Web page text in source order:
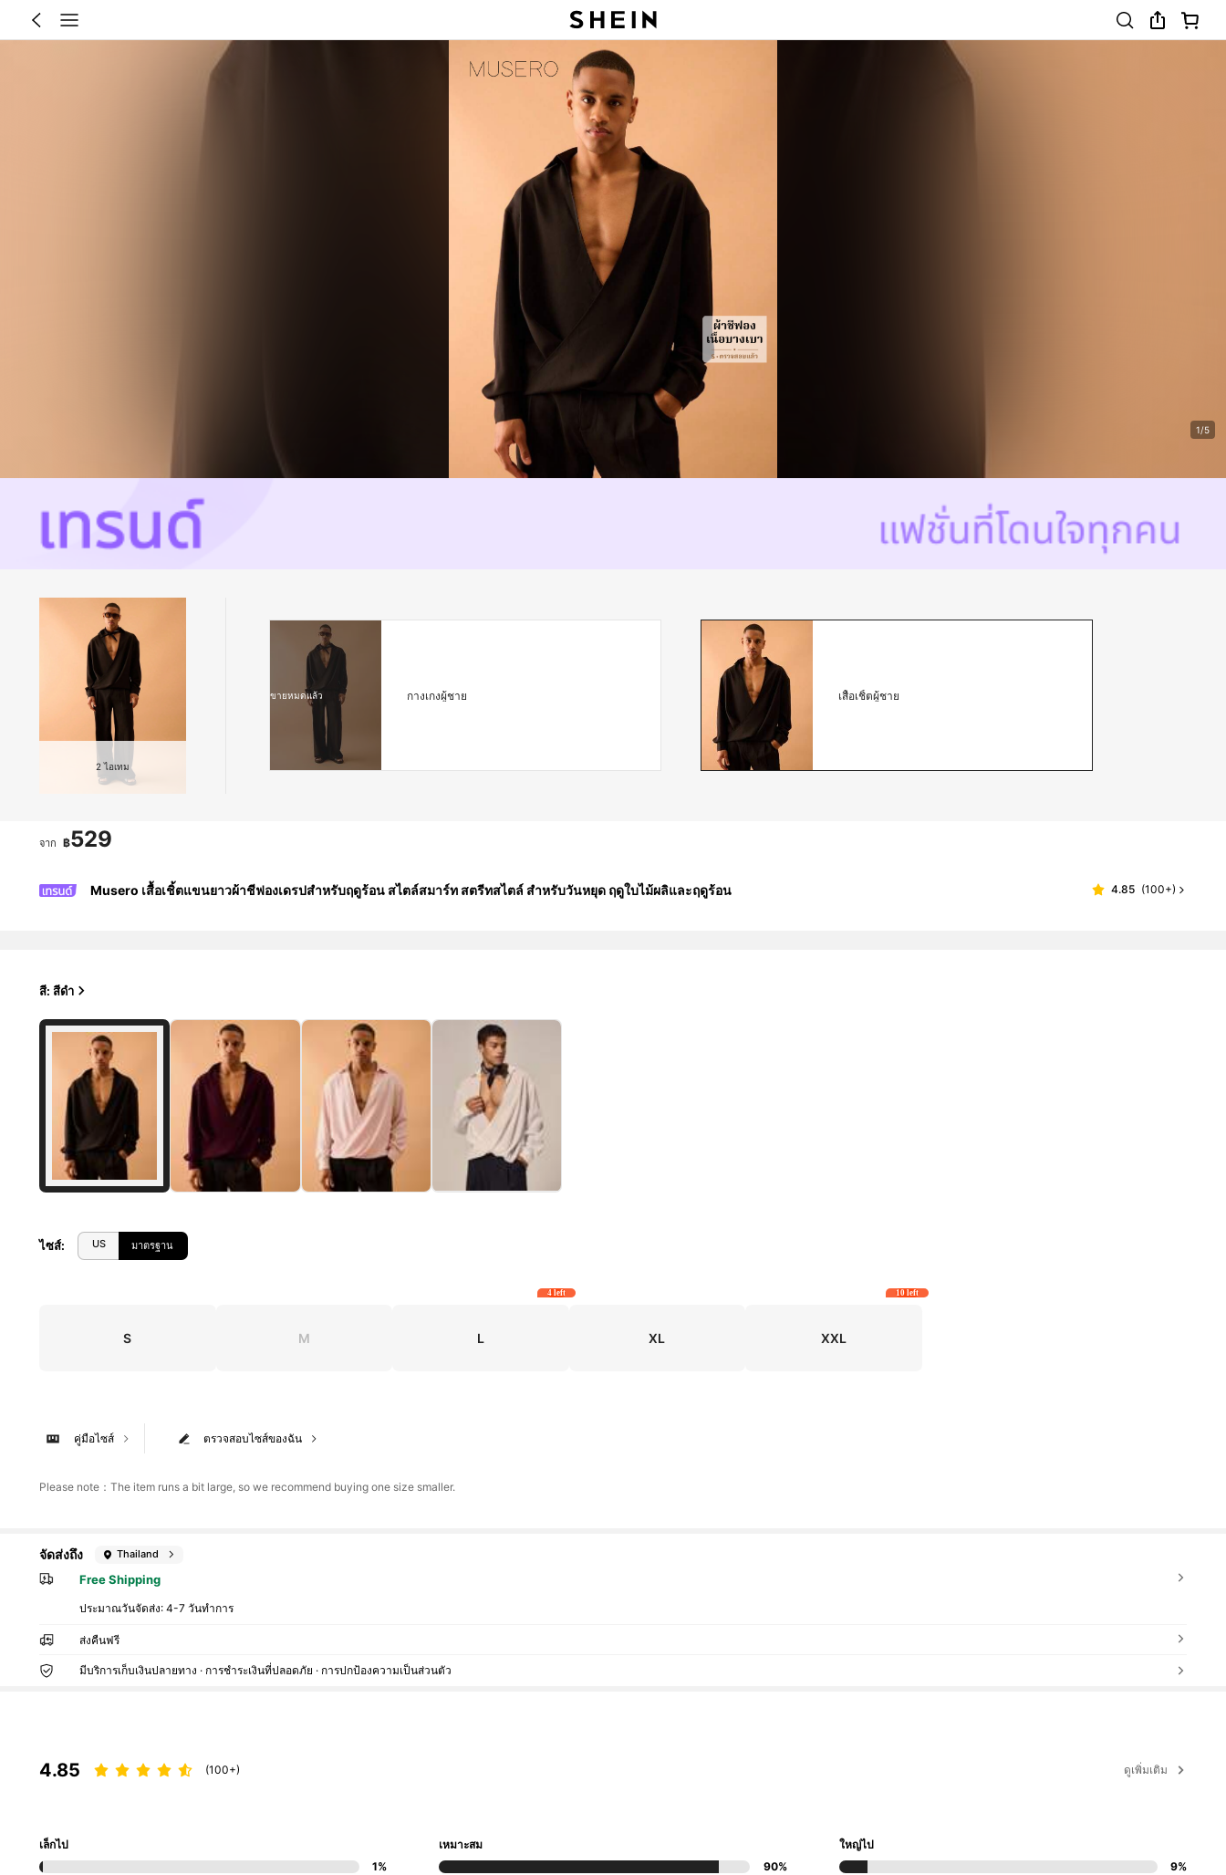
1/5
2 ไอเทม
ขายหมดแล้ว กางเกงผู้ชาย เสื้อเชิ้ตผู้ชาย
จาก ฿529
Musero เสื้อเชิ้ตแขนยาวผ้าชีฟองเดรปสำหรับฤดูร้อน สไตล์สมาร์ท สตรีทสไตล์ สำหรับวันหยุด ฤดูใบไม้ผลิและฤดูร้อน 4.85 (100+)
สี: สีดำ
ไซส์: US มาตรฐาน
S M L
4 left
XL XXL
10 left
ตรวจสอบไซส์ของฉัน
คู่มือไซส์
Please note：The item runs a bit large, so we recommend buying one size smaller.
จัดส่งถึง Thailand
Free Shipping
ประมาณวันจัดส่ง:4-7 วันทำการ
ส่งคืนฟรี
มีบริการเก็บเงินปลายทาง · การชำระเงินที่ปลอดภัย · การปกป้องความเป็นส่วนตัว
4.85 (100+) ดูเพิ่มเติม
เล็กไป
1%
เหมาะสม
90%
ใหญ่ไป
9%